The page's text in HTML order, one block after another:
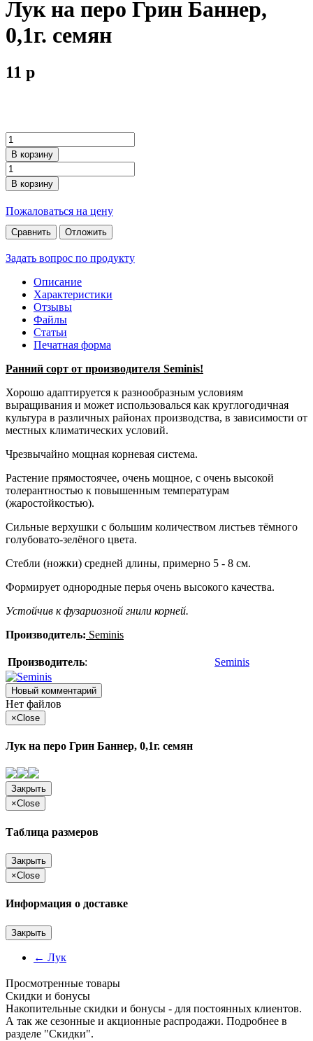
Лук на перо Грин Баннер,
0,1г. семян
11 p
В корзину
В корзину
Пожаловаться на цену
Сравнить Отложить
Задать вопрос по продукту
Описание
Характеристики
Отзывы
Файлы
Статьи
Печатная форма
Ранний сорт от производителя Seminis!
Хорошо адаптируется к разнообразным условиям
выращивания и может использовалься как круглогодичная
культура в различных районах производства, в зависимости от
местных климатических условий.
Чрезвычайно мощная корневая система.
Растение прямостоячее, очень мощное, с очень высокой
толерантностью к повышенным температурам
(жаростойкостью).
Сильные верхушки с большим количеством листьев тёмного
голубовато-зелёного цвета.
Стебли (ножки) средней длины, примерно 5 - 8 см.
Формирует однородные перья очень высокого качества.
Устойчив к фузариозной гнили корней.
Производитель: Seminis
Производитель: Seminis
Новый комментарий
Нет файлов
×Close
Лук на перо Грин Баннер, 0,1г. семян
Закрыть
×Close
Таблица размеров
Закрыть
×Close
Информация о доставке
Закрыть
← Лук
Просмотренные товары
Cкидки и бонусы
Накопительные скидки и бонусы - для постоянных клиентов.
А так же сезонные и акционные распродажи. Подробнее в
разделе "Скидки".